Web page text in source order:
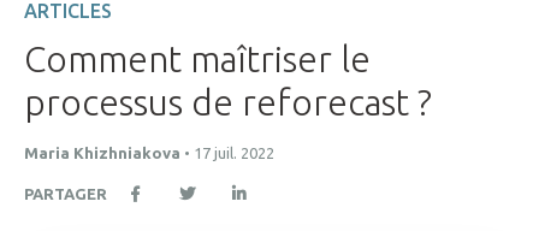
ARTICLES
Comment maîtriser le
processus de reforecast ?
Maria Khizhniakova • 17 juil. 2022
PARTAGER